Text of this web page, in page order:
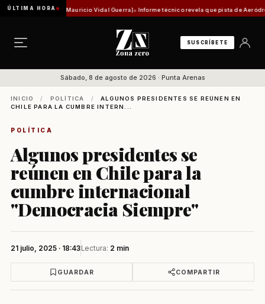
ÚLTIMA HORA
[Por Mauricio Vidal Guerra] Informe técnico revela que pista de Aeródromo
SUSCRÍBETE
Sábado, 8 de agosto de 2026 · Punta Arenas
INICIO / POLÍTICA /
ALGUNOS PRESIDENTES SE REÚNEN EN
CHILE PARA LA CUMBRE INTERN...
POLÍTICA
Algunos presidentes se
reúnen en Chile para la
cumbre internacional
"Democracia Siempre"
21 julio, 2025 · 18:43Lectura: 2 min
GUARDAR COMPARTIR